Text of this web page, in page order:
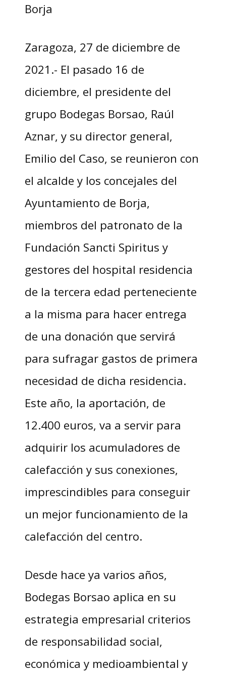
Borja
Zaragoza, 27 de diciembre de
2021.- El pasado 16 de
diciembre, el presidente del
grupo Bodegas Borsao, Raúl
Aznar, y su director general,
Emilio del Caso, se reunieron con
el alcalde y los concejales del
Ayuntamiento de Borja,
miembros del patronato de la
Fundación Sancti Spiritus y
gestores del hospital residencia
de la tercera edad perteneciente
a la misma para hacer entrega
de una donación que servirá
para sufragar gastos de primera
necesidad de dicha residencia.
Este año, la aportación, de
12.400 euros, va a servir para
adquirir los acumuladores de
calefacción y sus conexiones,
imprescindibles para conseguir
un mejor funcionamiento de la
calefacción del centro.
Desde hace ya varios años,
Bodegas Borsao aplica en su
estrategia empresarial criterios
de responsabilidad social,
económica y medioambiental y